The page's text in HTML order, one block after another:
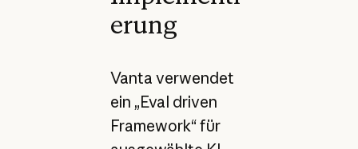
erung
Vanta verwendet
ein „Eval driven
Framework“ für